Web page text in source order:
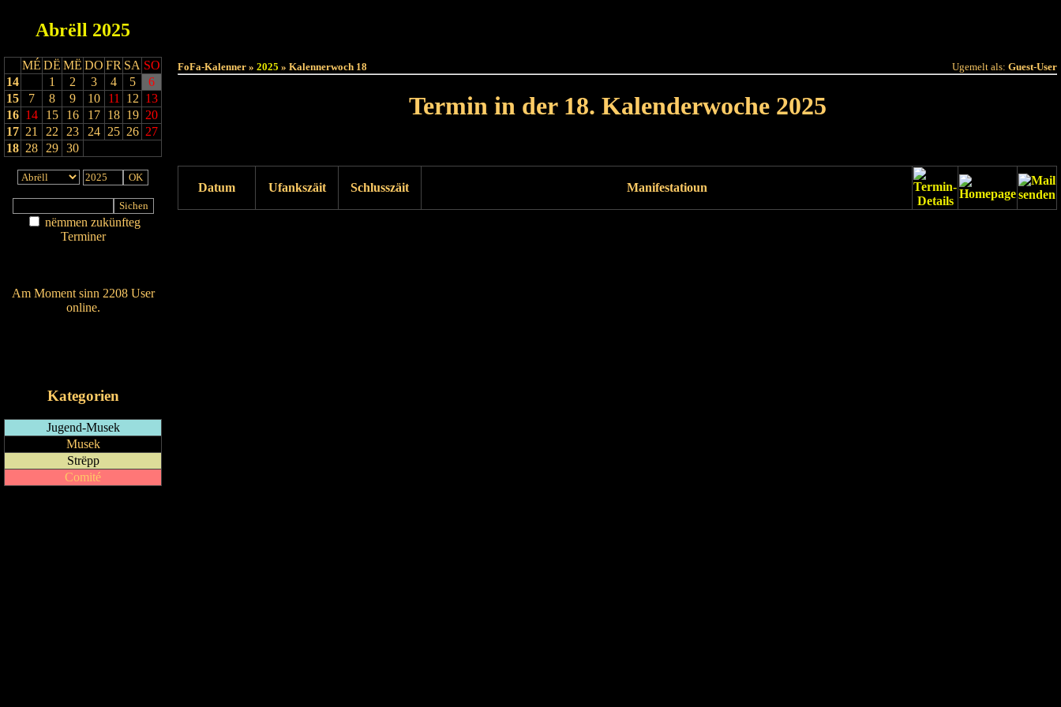
Abrëll 2025
MÉ DË MË DO FR SA SO
14
1 2 3 4 5
6
15
7 8 9 10 11 12 13
16 14 15 16 17 18 19 20
17 21 22 23 24 25 26 27
18 28 29 30
nëmmen zukünfteg
Terminer
Am Moment sinn 2208 User
online.
Kategorien
Jugend-Musek
Musek
Strëpp
Comité
FoFa-Kalenner » 2025 » Kalennerwoch 18 Ugemelt als: Guest-User
Termin in der 18. Kalenderwoche 2025
Datum Ufankszäit Schlusszäit Manifestatioun